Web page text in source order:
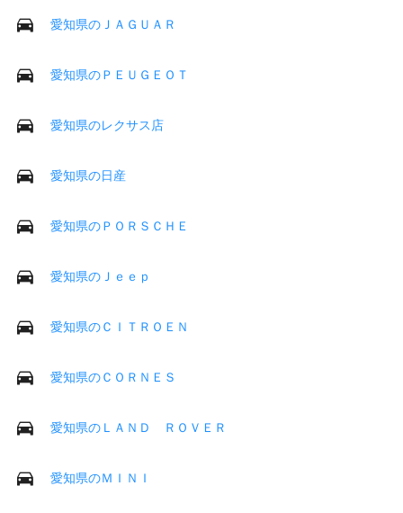
愛知県のＪＡＧＵＡＲ
愛知県のＰＥＵＧＥＯＴ
愛知県のレクサス店
愛知県の日産
愛知県のＰＯＲＳＣＨＥ
愛知県のＪｅｅｐ
愛知県のＣＩＴＲＯＥＮ
愛知県のＣＯＲＮＥＳ
愛知県のＬＡＮＤ ＲＯＶＥＲ
愛知県のＭＩＮＩ